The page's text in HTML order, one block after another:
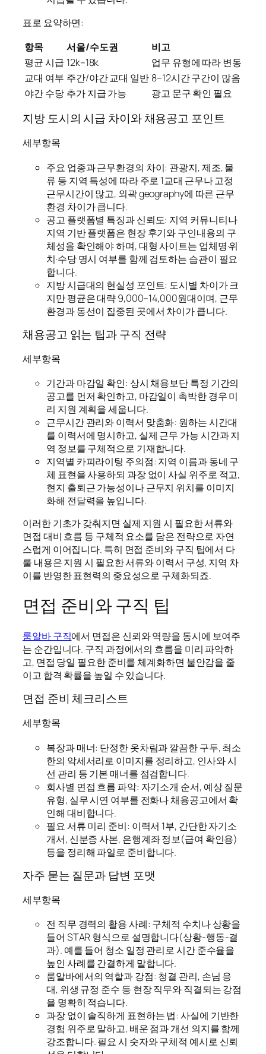
표로 요약하면:
항목
서울/수도권
비고
평균 시급 12k–18k
업무 유형에 따라 변동
교대 여부 주간/야간 교대 일반 8–12시간 구간이 많음
야간 수당 추가 지급 가능 광고 문구 확인 필요
지방 도시의 시급 차이와 채용공고 포인트
세부항목
주요 업종과 근무환경의 차이: 관광지, 제조, 물
류 등 지역 특성에 따라 주로 1교대 근무나 고정
근무시간이 많고, 외곽 geography에 따른 근무
환경 차이가 큽니다.
공고 플랫폼별 특징과 신뢰도: 지역 커뮤니티나
지역 기반 플랫폼은 현장 후기와 구인내용의 구
체성을 확인해야 하며, 대형 사이트는 업체명·위
치·수당 명시 여부를 함께 검토하는 습관이 필요
합니다.
지방 시급대의 현실성 포인트: 도시별 차이가 크
지만 평균은 대략 9,000–14,000원대이며, 근무
환경과 동선이 집중된 곳에서 차이가 큽니다.
채용공고 읽는 팁과 구직 전략
세부항목
기간과 마감일 확인: 상시 채용보단 특정 기간의
공고를 먼저 확인하고, 마감일이 촉박한 경우 미
리 지원 계획을 세웁니다.
근무시간 관리와 이력서 맞춤화: 원하는 시간대
를 이력서에 명시하고, 실제 근무 가능 시간과 지
역 정보를 구체적으로 기재합니다.
지역별 카피라이팅 주의점: 지역 이름과 동네 구
체 표현을 사용하되 과장 없이 사실 위주로 적고,
현지 출퇴근 가능성이나 근무지 위치를 이미지
화해 전달력을 높입니다.
이러한 기초가 갖춰지면 실제 지원 시 필요한 서류와
면접 대비 흐름 등 구체적 요소를 담은 전략으로 자연
스럽게 이어집니다. 특히 면접 준비와 구직 팁에서 다
룰 내용은 지원 시 필요한 서류와 이력서 구성, 지역 차
이를 반영한 표현력의 중요성으로 구체화되죠.
면접 준비와 구직 팁
룸알바 구직에서 면접은 신뢰와 역량을 동시에 보여주
는 순간입니다. 구직 과정에서의 흐름을 미리 파악하
고, 면접 당일 필요한 준비를 체계화하면 불안감을 줄
이고 합격 확률을 높일 수 있습니다.
면접 준비 체크리스트
세부항목
복장과 매너: 단정한 옷차림과 깔끔한 구두, 최소
한의 악세서리로 이미지를 정리하고, 인사와 시
선 관리 등 기본 매너를 점검합니다.
회사별 면접 흐름 파악: 자기소개 순서, 예상 질문
유형, 실무 시연 여부를 전화나 채용공고에서 확
인해 대비합니다.
필요 서류 미리 준비: 이력서 1부, 간단한 자기소
개서, 신분증 사본, 은행계좌 정보(급여 확인용)
등을 정리해 파일로 준비합니다.
자주 묻는 질문과 답변 포맷
세부항목
전 직무 경력의 활용 사례: 구체적 수치나 상황을
들어 STAR 형식으로 설명합니다(상황-행동-결
과). 예를 들어 청소 일정 관리로 시간 준수율을
높인 사례를 간결하게 말합니다.
룸알바에서의 역할과 강점: 청결 관리, 손님 응
대, 위생 규정 준수 등 현장 직무와 직결되는 강점
을 명확히 적습니다.
과장 없이 솔직하게 표현하는 법: 사실에 기반한
경험 위주로 말하고, 배운 점과 개선 의지를 함께
강조합니다. 필요 시 숫자와 구체적 예시로 신뢰